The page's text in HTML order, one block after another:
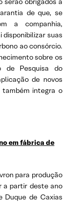
de que, se
a companhia,
disponibilizar suas
ao consórcio.
sobre os
de Pesquisa do
de novos
também integra o
em fábrica de
para produção
a partir deste ano
Duque de Caxias